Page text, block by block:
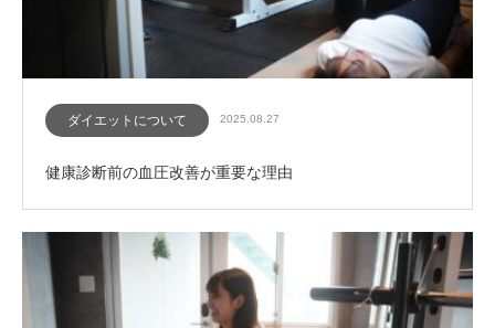
ダイエットについて 2025.08.27
健康診断前の血圧改善が重要な理由